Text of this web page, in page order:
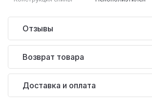
Отзывы
Возврат товара
Доставка и оплата